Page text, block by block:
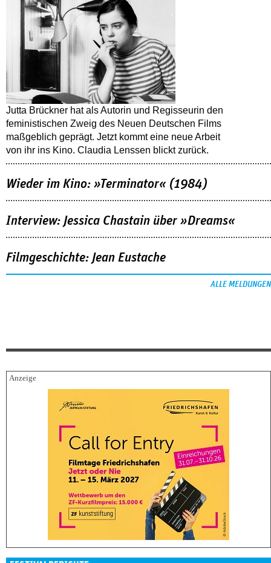
Jutta Brückner hat als Autorin und Regisseurin den
feministischen Zweig des Neuen Deutschen Films
maßgeblich geprägt. Jetzt kommt eine neue Arbeit
von ihr ins Kino. Claudia Lenssen blickt zurück.
Wieder im Kino: »Terminator« (1984)
Interview: Jessica Chastain über »Dreams«
Filmgeschichte: Jean Eustache
ALLE MELDUNGEN